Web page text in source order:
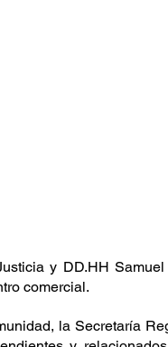
y DD.HH
comercial.
la Secretaría